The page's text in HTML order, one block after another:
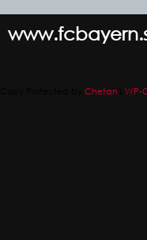
Chetan WP-